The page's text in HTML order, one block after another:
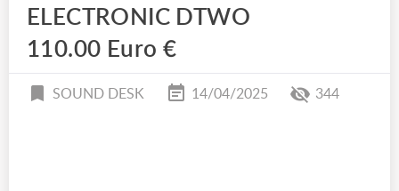
ELECTRONIC DTWO
110.00 Euro €
SOUND DESK 14/04/2025 344